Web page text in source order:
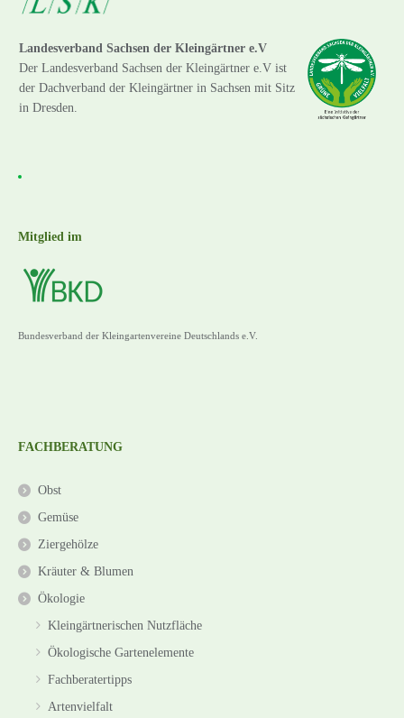
Landesverband Sachsen der Kleingärtner e.V
Der Landesverband Sachsen der Kleingärtner e.V ist
der Dachverband der Kleingärtner in Sachsen mit Sitz
in Dresden.
Mitglied im
Bundesverband der Kleingartenvereine Deutschlands e.V.
FACHBERATUNG
Obst
Gemüse
Ziergehölze
Kräuter & Blumen
Ökologie
Kleingärtnerischen Nutzfläche
Ökologische Gartenelemente
Fachberatertipps
Artenvielfalt